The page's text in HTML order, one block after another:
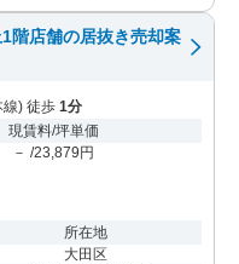
階店舗の居抜き売却案
線) 徒歩 1分
現賃料/坪単価
－ /23,879円
所在地
大田区